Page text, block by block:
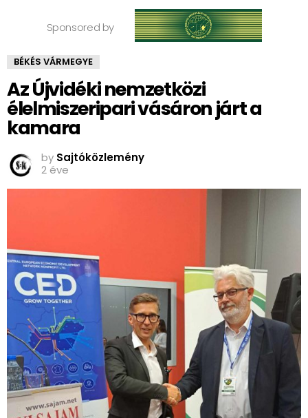
Sponsored by
BÉKÉS VÁRMEGYE
Az Újvidéki nemzetközi
élelmiszeripari vásáron járt a
kamara
by Sajtóközlemény
2 éve